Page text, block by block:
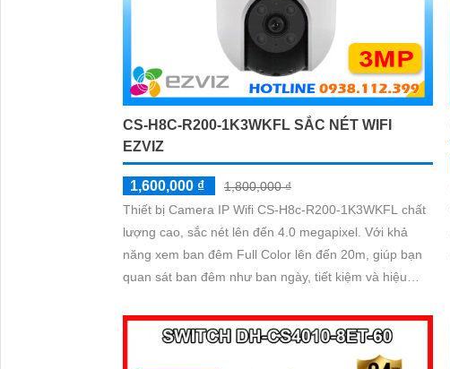
CS-H8C-R200-1K3WKFL SẮC NÉT WIFI
EZVIZ
1,600,000 ₫
1,800,000 ₫
Thiết bị Camera IP Wifi CS-H8c-R200-1K3WKFL chất
lượng cao, sắc nét lên đến 4.0 megapixel. Với khả
năng xem ban đêm Full Color lên đến 20m, giúp bạn
quan sát ban đêm như ban ngày, tiết kiệm và hiệu
giảm chất lượng, hỗ trợ màu ban đêm